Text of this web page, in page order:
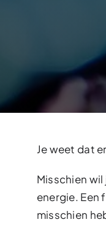
Je weet dat
Misschien
energie. Een
misschien